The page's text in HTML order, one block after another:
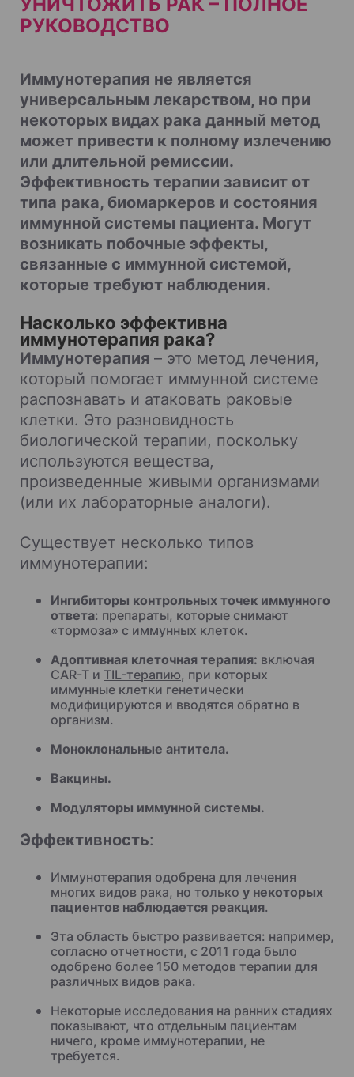
РУКОВОДСТВО
Иммунотерапия не является
универсальным лекарством, но при
некоторых видах рака данный метод
может привести к полному излечению
или длительной ремиссии.
Эффективность терапии зависит от
типа рака, биомаркеров и состояния
иммунной системы пациента. Могут
возникать побочные эффекты,
связанные с иммунной системой,
которые требуют наблюдения.
Насколько эффективна
иммунотерапия рака?
Иммунотерапия – это метод лечения,
который помогает иммунной системе
распознавать и атаковать раковые
клетки. Это разновидность
биологической терапии, поскольку
используются вещества,
произведенные живыми организмами
(или их лабораторные аналоги).
Существует несколько типов
иммунотерапии:
Ингибиторы контрольных точек иммунного
ответа: препараты, которые снимают
«тормоза» с иммунных клеток.
Адоптивная клеточная терапия: включая
CAR-T и TIL-терапию, при которых
иммунные клетки генетически
модифицируются и вводятся обратно в
организм.
Моноклональные антитела.
Вакцины.
Модуляторы иммунной системы.
Эффективность:
Иммунотерапия одобрена для лечения
многих видов рака, но только у некоторых
пациентов наблюдается реакция.
Эта область быстро развивается: например,
согласно отчетности, с 2011 года было
одобрено более 150 методов терапии для
различных видов рака.
Некоторые исследования на ранних стадиях
показывают, что отдельным пациентам
ничего, кроме иммунотерапии, не
требуется.